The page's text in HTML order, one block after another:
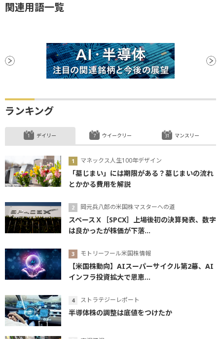
関連用語一覧
ランキング
デイリー
マネックス人生100年デザイン
「墓じまい」には期限がある？墓じまいの流れ
とかかる費用を解説
岡元兵八郎の米国株マスターへの道
スペースＸ［SPCX］上場後初の決算発表、数字
は良かったが株価が下落...
モトリーフール米国株情報
【米国株動向】AIスーパーサイクル第2幕、AI
インフラ投資拡大で恩恵...
ストラテジーレポート
半導体株の調整は底値をつけたか
ウイークリー マンスリー